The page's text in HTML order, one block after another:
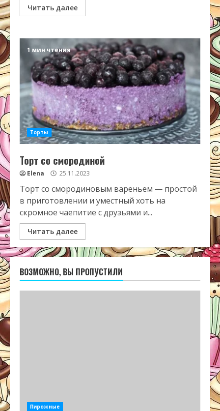
Читать далее
1 мин чтения
Торты
Торт со смородиной
Elena 25.11.2023
Торт со смородиновым вареньем — простой
в приготовлении и уместный хоть на
скромное чаепитие с друзьями и...
Читать далее
ВОЗМОЖНО, ВЫ ПРОПУСТИЛИ
Пирожные